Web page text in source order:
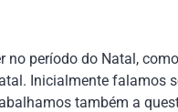
no período do Natal,
Inicialmente falamos
também a